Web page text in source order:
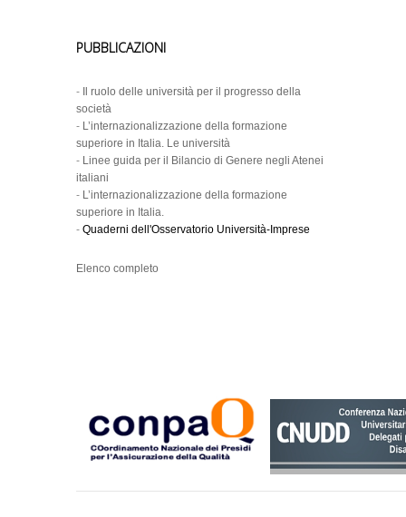
PUBBLICAZIONI
-
Il ruolo delle università per il progresso della
società
- L’internazionalizzazione della formazione
superiore in Italia. Le università
- Linee guida per il Bilancio di Genere negli Atenei
italiani
- L’internazionalizzazione della formazione
superiore in Italia.
- Quaderni dell'Osservatorio Università-Imprese
Elenco completo